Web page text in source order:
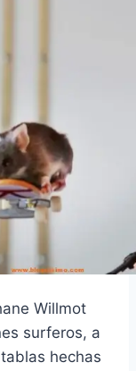
Willmot
surferos, a
hechas